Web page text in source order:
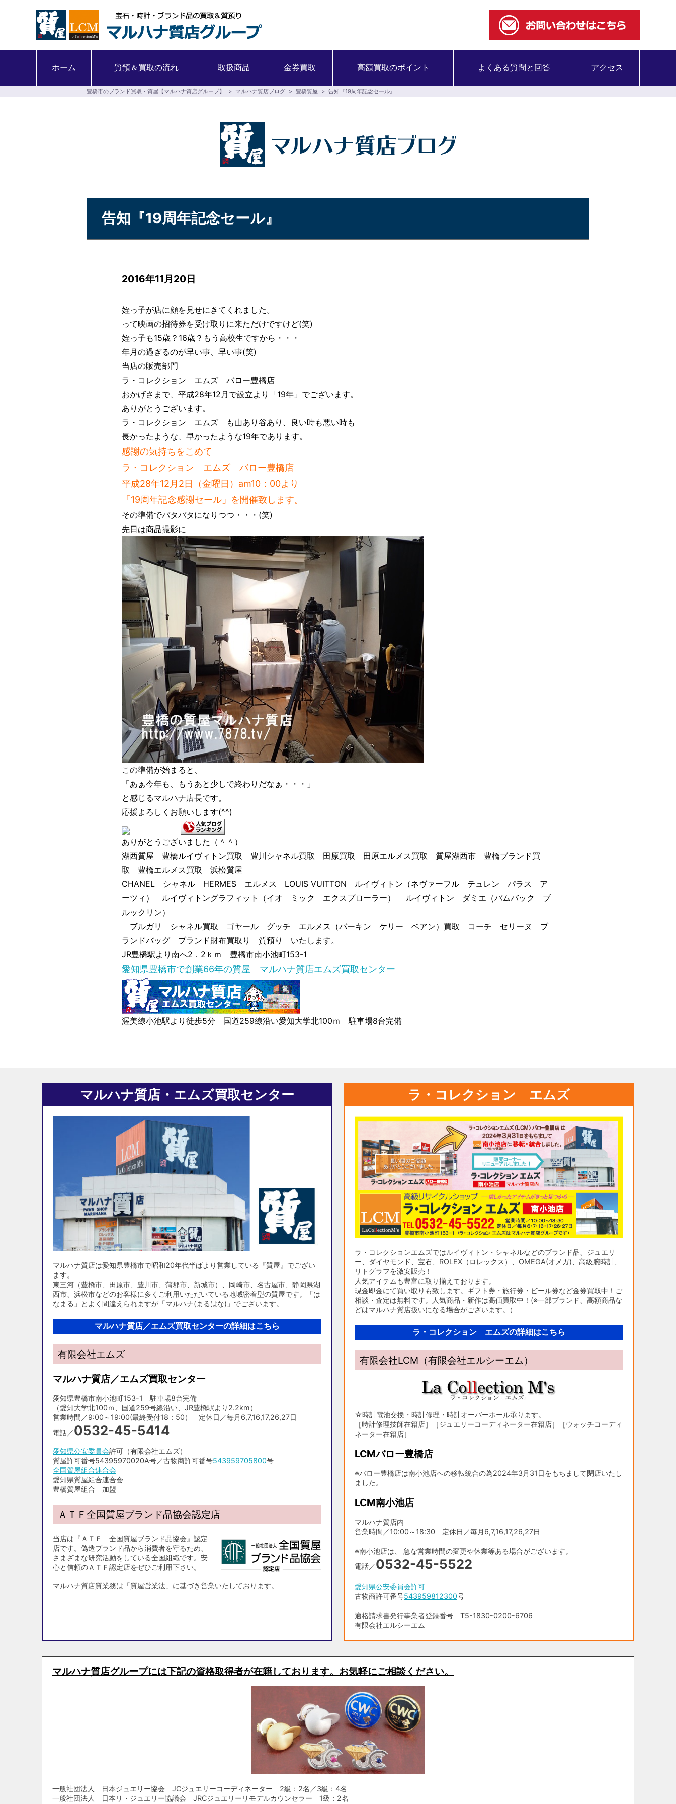
ホーム 質預＆買取の流れ 取扱商品 金券買取 高額買取のポイント よくある質問と回答 アクセス
豊橋市のブランド買取・質屋【マルハナ質店グループ】 > マルハナ質店ブログ > 豊橋質屋 > 告知『19周年記念セール』
告知『19周年記念セール』
2016年11月20日
姪っ子が店に顔を見せにきてくれました。
って映画の招待券を受け取りに来ただけですけど(笑)
姪っ子も15歳？16歳？もう高校生ですから・・・
年月の過ぎるのが早い事、早い事(笑)
当店の販売部門
ラ・コレクション エムズ バロー豊橋店
おかげさまで、平成28年12月で設立より「19年」でございます。
ありがとうございます。
ラ・コレクション エムズ も山あり谷あり、良い時も悪い時も
長かったような、早かったような19年であります。
感謝の気持ちをこめて
ラ・コレクション エムズ バロー豊橋店
平成28年12月2日（金曜日）am10：00より
「19周年記念感謝セール」を開催致します。
その準備でバタバタになりつつ・・・(笑)
先日は商品撮影に
この準備が始まると、
「あぁ今年も、もうあと少しで終わりだなぁ・・・」
と感じるマルハナ店長です。
応援よろしくお願いします(^^)
ありがとうございました（＾＾）
湖西質屋 豊橋ルイヴィトン買取 豊川シャネル買取 田原買取 田原エルメス買取 質屋湖西市 豊橋ブランド買
取 豊橋エルメス買取 浜松質屋
CHANEL シャネル HERMES エルメス LOUIS VUITTON ルイヴィトン（ネヴァーフル テュレン パラス ア
ーツィ） ルイヴィトングラフィット（イオ ミック エクスプローラー） ルイヴィトン ダミエ（バムバック ブ
ルックリン）
ブルガリ シャネル買取 ゴヤール グッチ エルメス（バーキン ケリー ベアン）買取 コーチ セリーヌ ブ
ランドバッグ ブランド財布買取り 質預り いたします。
JR豊橋駅より南へ2．2ｋｍ 豊橋市南小池町153-1
愛知県豊橋市で創業66年の質屋 マルハナ質店エムズ買取センター
渥美線小池駅より徒歩5分 国道259線沿い愛知大学北100ｍ 駐車場8台完備
マルハナ質店・エムズ買取センター
マルハナ質店は愛知県豊橋市で昭和20年代半ばより営業している『質屋』でござい
ます。
東三河（豊橋市、田原市、豊川市、蒲郡市、新城市）、岡崎市、名古屋市、静岡県湖
西市、浜松市などのお客様に多くご利用いただいている地域密着型の質屋です。「は
なまる」とよく間違えられますが「マルハナ(まるはな)」でございます。
マルハナ質店／エムズ買取センターの詳細はこちら
有限会社エムズ
マルハナ質店／エムズ買取センター
愛知県豊橋市南小池町153-1 駐車場8台完備
（愛知大学北100ｍ、国道259号線沿い、JR豊橋駅より2.2km）
営業時間／9:00～19:00(最終受付18：50） 定休日／毎月6,7,16,17,26,27日
電話／0532-45-5414
愛知県公安委員会許可（有限会社エムズ）
質屋許可番号54395970020A号／古物商許可番号543959705800号
全国質屋組合連合会
愛知県質屋組合連合会
豊橋質屋組合 加盟
ＡＴＦ全国質屋ブランド品協会認定店
当店は『ＡＴＦ 全国質屋ブランド品協会』認定
店です。偽造ブランド品から消費者を守るため、
さまざまな研究活動をしている全国組織です。安
心と信頼のＡＴＦ認定店をぜひご利用下さい。
マルハナ質店質業務は「質屋営業法」に基づき営業いたしております。
ラ・コレクション エムズ
ラ・コレクションエムズではルイヴィトン・シャネルなどのブランド品、ジュエリ
ー、ダイヤモンド、宝石、ROLEX（ロレックス）、OMEGA(オメガ)、高級腕時計、
リトグラフを激安販売！
人気アイテムも豊富に取り揃えております。
現金即金にて買い取りも致します。ギフト券・旅行券・ビール券など金券買取中！ご
相談・査定は無料です。人気商品・新作は高価買取中！(※一部ブランド、高額商品な
どはマルハナ質店扱いになる場合がございます。）
ラ・コレクション エムズの詳細はこちら
有限会社LCM（有限会社エルシーエム）
☆時計電池交換・時計修理・時計オーバーホール承ります。
［時計修理技師在籍店］［ジュエリーコーディネーター在籍店］［ウォッチコーディ
ネーター在籍店］
LCMバロー豊橋店
※バロー豊橋店は南小池店への移転統合の為2024年3月31日をもちまして閉店いたし
ました。
LCM南小池店
マルハナ質店内
営業時間／10:00～18:30 定休日／毎月6,7,16,17,26,27日
※南小池店は、 急な営業時間の変更や休業等ある場合がございます。
電話／0532-45-5522
愛知県公安委員会許可
古物商許可番号543959812300号
適格請求書発行事業者登録番号 T5-1830-0200-6706
有限会社エルシーエム
マルハナ質店グループには下記の資格取得者が在籍しております。お気軽にご相談ください。
一般社団法人 日本ジュエリー協会 JCジュエリーコーディネーター 2級：2名／3級：4名
一般社団法人 日本リ・ジュエリー協議会 JRCジュエリーリモデルカウンセラー 1級：2名